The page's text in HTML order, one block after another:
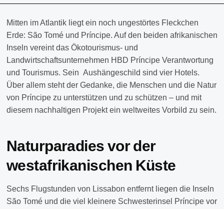
Mitten im Atlantik liegt ein noch ungestörtes Fleckchen
Erde: São Tomé und Príncipe. Auf den beiden afrikanischen
Inseln vereint das Ökotourismus- und
Landwirtschaftsunternehmen HBD Príncipe Verantwortung
und Tourismus. Sein Aushängeschild sind vier Hotels.
Über allem steht der Gedanke, die Menschen und die Natur
von Príncipe zu unterstützen und zu schützen – und mit
diesem nachhaltigen Projekt ein weltweites Vorbild zu sein.
Naturparadies vor der
westafrikanischen Küste
Sechs Flugstunden von Lissabon entfernt liegen die Inseln
São Tomé und die viel kleinere Schwesterinsel Príncipe vor